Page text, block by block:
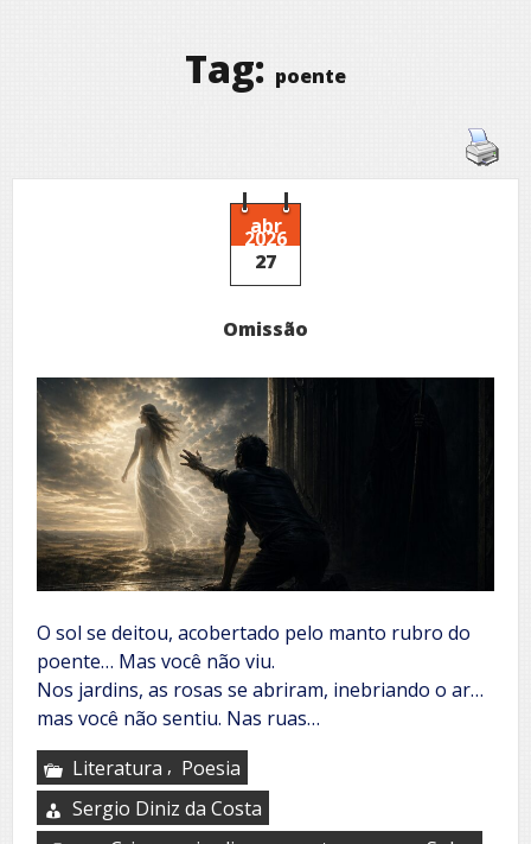
Tag: poente
abr
2026
27
Omissão
O sol se deitou, acobertado pelo manto rubro do
poente… Mas você não viu.
Nos jardins, as rosas se abriram, inebriando o ar…
mas você não sentiu. Nas ruas…
Literatura , Poesia
Sergio Diniz da Costa